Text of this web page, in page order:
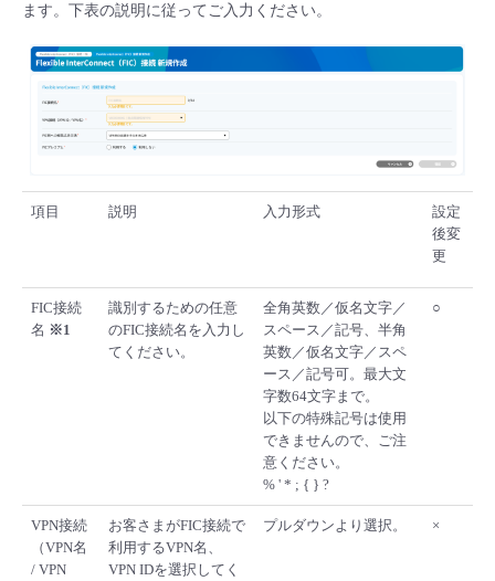
ます。下表の説明に従ってご入力ください。
項目 説明 入力形式
設定
後変
更
FIC接続
名 ※1
識別するための任意
のFIC接続名を入力し
てください。
全角英数／仮名文字／
スペース／記号、半角
英数／仮名文字／スペ
ース／記号可。最大文
字数64文字まで。
以下の特殊記号は使用
できませんので、ご注
意ください。
% ' * ; { } ?
○
VPN接続
（VPN名
/ VPN
お客さまがFIC接続で
利用するVPN名、
VPN IDを選択してく
プルダウンより選択。 ×